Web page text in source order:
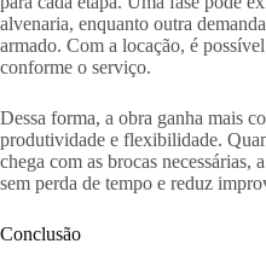
alvenaria, enquanto outra
armado. Com a locação, é
conforme o serviço.
Dessa forma, a obra ganha mais
produtividade e flexibilidade.
chega com as brocas necessárias,
sem perda de tempo e reduz
Conclusão